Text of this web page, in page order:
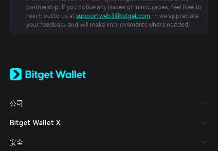
partnership. If you notice any issues or inaccuracies, feel free to
reach out to us at support.web3@bitget.com — we appreciate
your feedback and will make improvements where needed.
日本語
Español (Latinoamérica)
Italiano
Deutsch
公司
Bitget Wallet X
安全